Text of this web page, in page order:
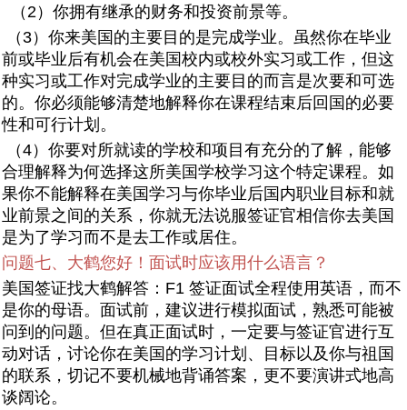
（2）你拥有继承的财务和投资前景等。
（3）你来美国的主要目的是完成学业。虽然你在毕业
前或毕业后有机会在美国校内或校外实习或工作，但这
种实习或工作对完成学业的主要目的而言是次要和可选
的。你必须能够清楚地解释你在课程结束后回国的必要
性和可行计划。
（4）你要对所就读的学校和项目有充分的了解，能够
合理解释为何选择这所美国学校学习这个特定课程。如
果你不能解释在美国学习与你毕业后国内职业目标和就
业前景之间的关系，你就无法说服签证官相信你去美国
是为了学习而不是去工作或居住。
问题七、大鹤您好！面试时应该用什么语言？
美国签证找大鹤解答：F1 签证面试全程使用英语，而不
是你的母语。面试前，建议进行模拟面试，熟悉可能被
问到的问题。但在真正面试时，一定要与签证官进行互
动对话，讨论你在美国的学习计划、目标以及你与祖国
的联系，切记不要机械地背诵答案，更不要演讲式地高
谈阔论。